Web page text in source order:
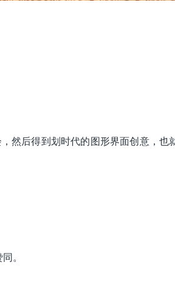
然后得到划时代的图形界面创意，也
。